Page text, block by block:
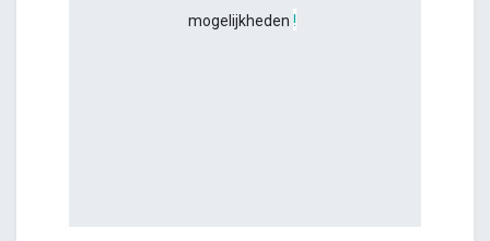
mogelijkheden !